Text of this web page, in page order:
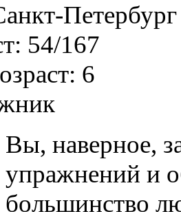
Петербург
54/167
6
Вы, наверное,
упражнений и
большинство